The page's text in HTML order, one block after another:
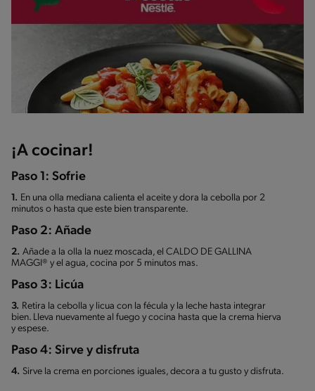
¡A cocinar!
Paso 1: Sofrie
1. En una olla mediana calienta el aceite y dora la cebolla por 2
minutos o hasta que este bien transparente.
Paso 2: Añade
2. Añade a la olla la nuez moscada, el CALDO DE GALLINA
MAGGI® y el agua, cocina por 5 minutos mas.
Paso 3: Licúa
3. Retira la cebolla y licua con la fécula y la leche hasta integrar
bien. Lleva nuevamente al fuego y cocina hasta que la crema hierva
y espese.
Paso 4: Sirve y disfruta
4. Sirve la crema en porciones iguales, decora a tu gusto y disfruta.